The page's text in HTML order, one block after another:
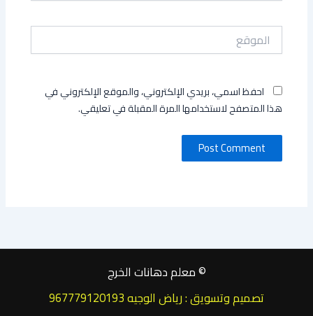
الموقع
احفظ اسمي، بريدي الإلكتروني، والموقع الإلكتروني في
هذا المتصفح لاستخدامها المرة المقبلة في تعليقي.
© معلم دهانات الخرج
تصميم وتسويق : رياض الوجيه 967779120193